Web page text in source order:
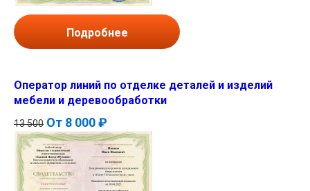
Подробнее
Оператор линий по отделке деталей и изделий
мебели и деревообработки
13 500 От 8 000 ₽